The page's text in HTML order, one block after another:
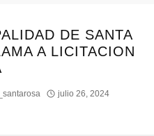
DE SANTA
A LICITACION
julio 26, 2024